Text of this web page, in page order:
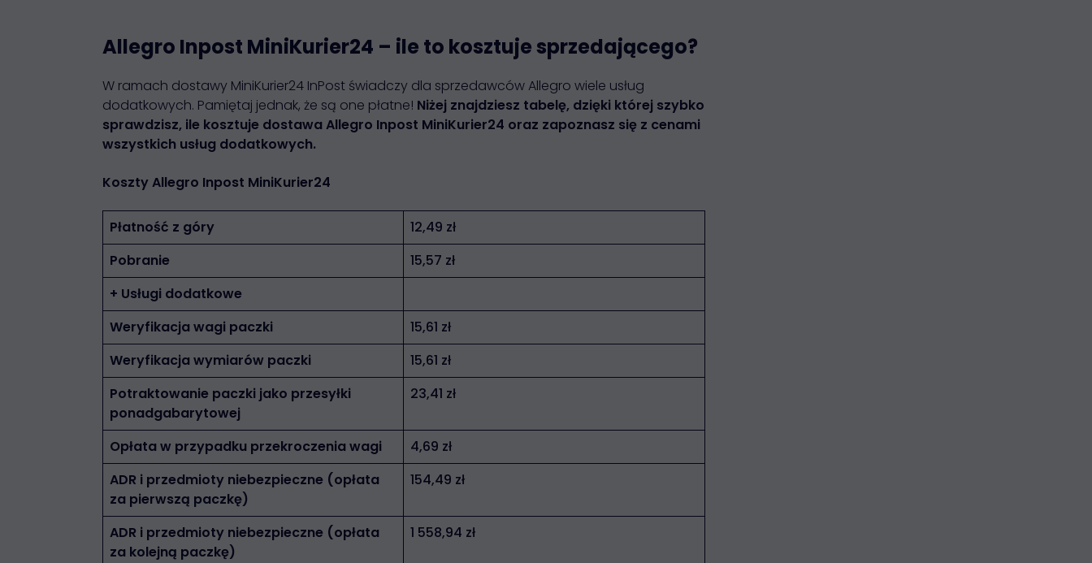
Allegro Inpost MiniKurier24 – ile to kosztuje sprzedającego?
W ramach dostawy MiniKurier24 InPost świadczy dla sprzedawców Allegro wiele usług
dodatkowych. Pamiętaj jednak, że są one płatne! Niżej znajdziesz tabelę, dzięki której szybko
sprawdzisz, ile kosztuje dostawa Allegro Inpost MiniKurier24 oraz zapoznasz się z cenami
wszystkich usług dodatkowych.
Koszty Allegro Inpost MiniKurier24
Płatność z góry
12,49 zł
Pobranie
15,57 zł
+ Usługi dodatkowe
Weryfikacja wagi paczki
15,61 zł
Weryfikacja wymiarów paczki
15,61 zł
Potraktowanie paczki jako przesyłki
ponadgabarytowej
23,41 zł
Opłata w przypadku przekroczenia wagi
4,69 zł
ADR i przedmioty niebezpieczne (opłata
za pierwszą paczkę)
154,49 zł
ADR i przedmioty niebezpieczne (opłata
za kolejną paczkę)
1 558,94 zł